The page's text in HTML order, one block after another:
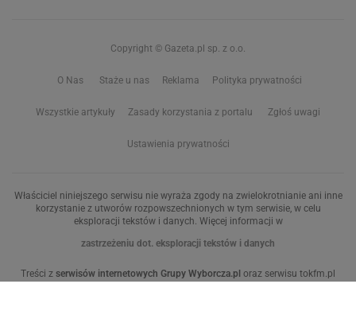
Copyright © Gazeta.pl sp. z o.o.
O Nas Staże u nas Reklama Polityka prywatności
Wszystkie artykuły Zasady korzystania z portalu Zgłoś uwagi
Ustawienia prywatności
Właściciel niniejszego serwisu nie wyraża zgody na zwielokrotnianie ani inne
korzystanie z utworów rozpowszechnionych w tym serwisie, w celu
eksploracji tekstów i danych. Więcej informacji w
zastrzeżeniu dot. eksploracji tekstów i danych
Treści z serwisów internetowych Grupy Wyborcza.pl oraz serwisu tokfm.pl